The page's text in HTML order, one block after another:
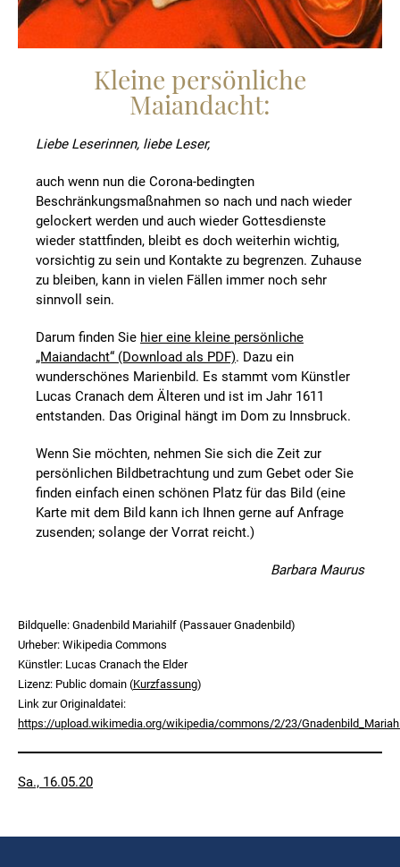
Kleine persönliche
Maiandacht:
Liebe Leserinnen, liebe Leser,
auch wenn nun die Corona-bedingten
Beschränkungsmaßnahmen so nach und nach wieder
gelockert werden und auch wieder Gottesdienste
wieder stattfinden, bleibt es doch weiterhin wichtig,
vorsichtig zu sein und Kontakte zu begrenzen. Zuhause
zu bleiben, kann in vielen Fällen immer noch sehr
sinnvoll sein.
Darum finden Sie hier eine kleine persönliche
„Maiandacht“ (Download als PDF). Dazu ein
wunderschönes Marienbild. Es stammt vom Künstler
Lucas Cranach dem Älteren und ist im Jahr 1611
entstanden. Das Original hängt im Dom zu Innsbruck.
Wenn Sie möchten, nehmen Sie sich die Zeit zur
persönlichen Bildbetrachtung und zum Gebet oder Sie
finden einfach einen schönen Platz für das Bild (eine
Karte mit dem Bild kann ich Ihnen gerne auf Anfrage
zusenden; solange der Vorrat reicht.)
Barbara Maurus
Bildquelle: Gnadenbild Mariahilf (Passauer Gnadenbild)
Urheber: Wikipedia Commons
Künstler: Lucas Cranach the Elder
Lizenz: Public domain (Kurzfassung)
Link zur Originaldatei:
https://upload.wikimedia.org/wikipedia/commons/2/23/
Veröffentlicht
Sa., 16.05.20